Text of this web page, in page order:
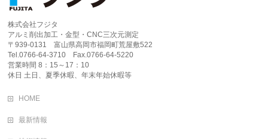
株式会社フジタ
アルミ削出加工・金型・CNC三次元測定
〒939-0131 富山県高岡市福岡町荒屋敷522
Tel.0766-64-3710 Fax.0766-64-5220
営業時間 8：15～17：10
休日 土日、夏季休暇、年末年始休暇等
HOME
最新情報